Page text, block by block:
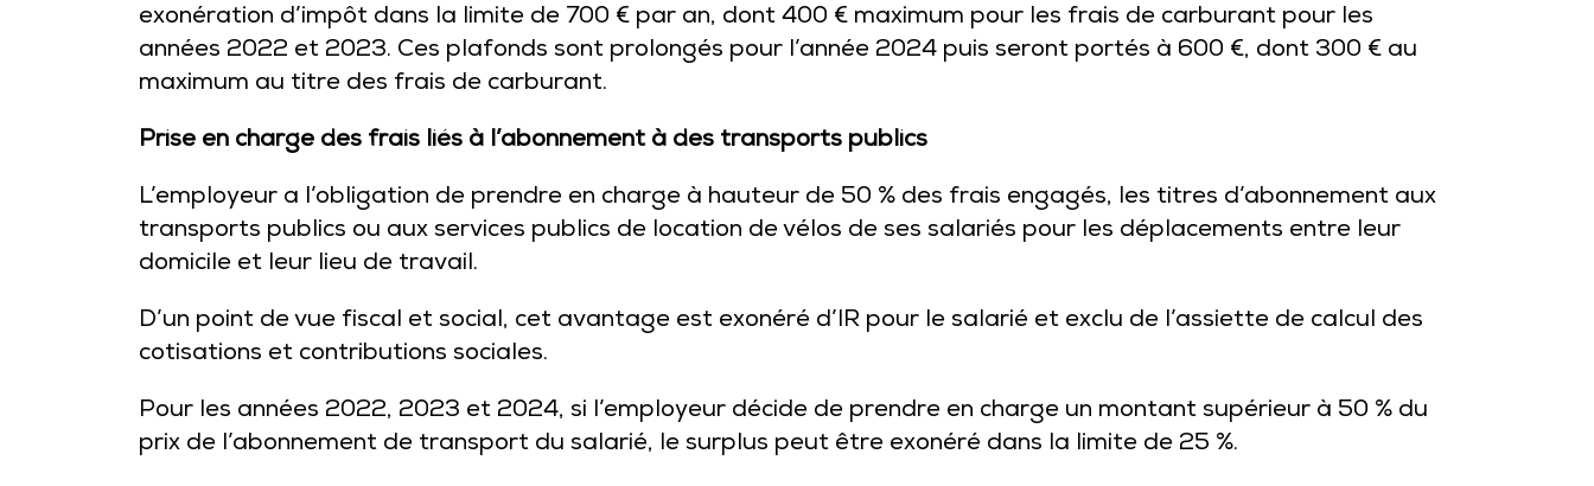
exonération d’impôt dans la limite de 700 € par an, dont 400 € maximum pour les frais de carburant pour les
années 2022 et 2023. Ces plafonds sont prolongés pour l’année 2024 puis seront portés à 600 €, dont 300 € au
maximum au titre des frais de carburant.
Prise en charge des frais liés à l’abonnement à des transports publics
L’employeur a l’obligation de prendre en charge à hauteur de 50 % des frais engagés, les titres d’abonnement aux
transports publics ou aux services publics de location de vélos de ses salariés pour les déplacements entre leur
domicile et leur lieu de travail.
D’un point de vue fiscal et social, cet avantage est exonéré d’IR pour le salarié et exclu de l’assiette de calcul des
cotisations et contributions sociales.
Pour les années 2022, 2023 et 2024, si l’employeur décide de prendre en charge un montant supérieur à 50 % du
prix de l’abonnement de transport du salarié, le surplus peut être exonéré dans la limite de 25 %.